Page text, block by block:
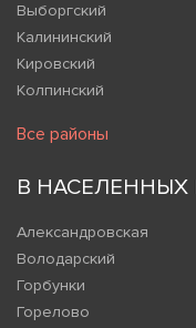
Выборгский
Калининский
Кировский
Колпинский
Все районы
В НАСЕЛЕННЫХ
Александровская
Володарский
Горбунки
Горелово